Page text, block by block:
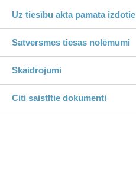
Uz tiesību akta pamata izdotie
Satversmes tiesas nolēmumi
Skaidrojumi
Citi saistītie dokumenti